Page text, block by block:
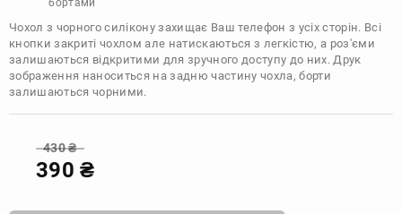
бортами
Чохол з чорного силікону захищає Ваш телефон з усіх сторін. Всі
кнопки закриті чохлом але натискаються з легкістю, а роз'єми
залишаються відкритими для зручного доступу до них. Друк
зображення наноситься на задню частину чохла, борти
залишаються чорними.
430₴
390₴